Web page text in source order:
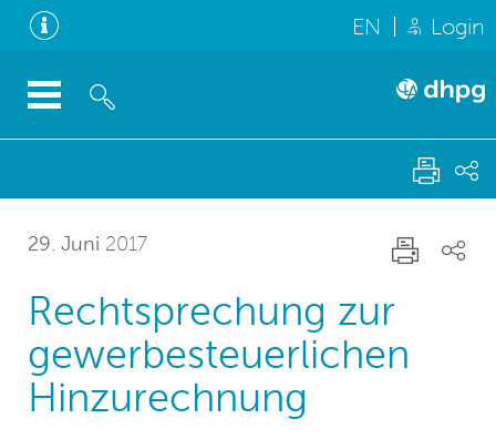
EN Login
29. Juni 2017
Rechtsprechung zur
gewerbesteuerlichen
Hinzurechnung